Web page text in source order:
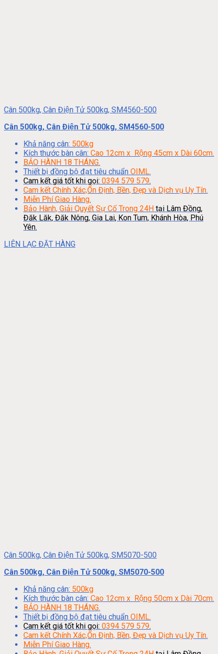
Cân 500kg, Cân Điện Tử 500kg, SM4560-500
Cân 500kg, Cân Điện Tử 500kg, SM4560-500
Khả năng cân: 500kg
Kích thước bàn cân: Cao 12cm x Rộng 45cm x Dài 60cm.
BẢO HÀNH 18 THÁNG.
Thiết bị đồng bộ đạt tiêu chuẩn OIML.
Cam kết giá tốt khi gọi: 0394 579 579.
Cam kết Chính Xác,Ổn Định, Bền, Đẹp và Dịch vụ Uy Tín.
Miễn Phí Giao Hàng.
Bảo Hành, Giải Quyết Sự Cố Trong 24H tại Lâm Đồng,
Đăk Lăk, Đăk Nông, Gia Lai, Kon Tum, Khánh Hòa, Phú
Yên.
LIÊN LẠC ĐẶT HÀNG
Cân 500kg, Cân Điện Tử 500kg, SM5070-500
Cân 500kg, Cân Điện Tử 500kg, SM5070-500
Khả năng cân: 500kg
Kích thước bàn cân: Cao 12cm x Rộng 50cm x Dài 70cm.
BẢO HÀNH 18 THÁNG.
Thiết bị đồng bộ đạt tiêu chuẩn OIML.
Cam kết giá tốt khi gọi: 0394 579 579.
Cam kết Chính Xác,Ổn Định, Bền, Đẹp và Dịch vụ Uy Tín.
Miễn Phí Giao Hàng.